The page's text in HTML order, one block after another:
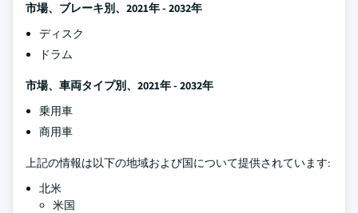
市場、ブレーキ別、2021年 - 2032年
ディスク
ドラム
市場、車両タイプ別、2021年 - 2032年
乗用車
商用車
上記の情報は以下の地域および国について提供されています:
北米
米国